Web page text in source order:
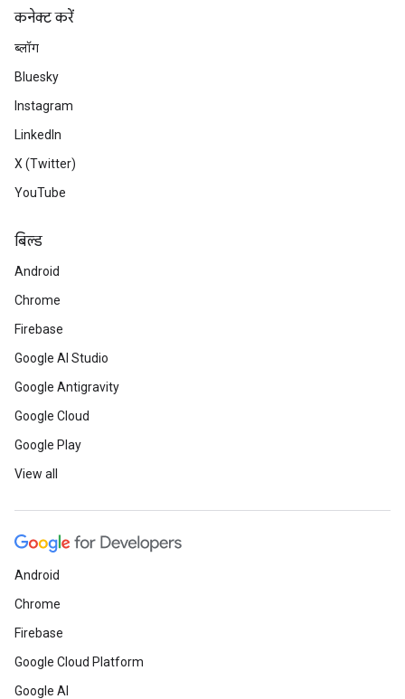
कनेक्ट करें
ब्लॉग
Bluesky
Instagram
LinkedIn
X (Twitter)
YouTube
बिल्ड
Android
Chrome
Firebase
Google AI Studio
Google Antigravity
Google Cloud
Google Play
View all
Android
Chrome
Firebase
Google Cloud Platform
Google AI